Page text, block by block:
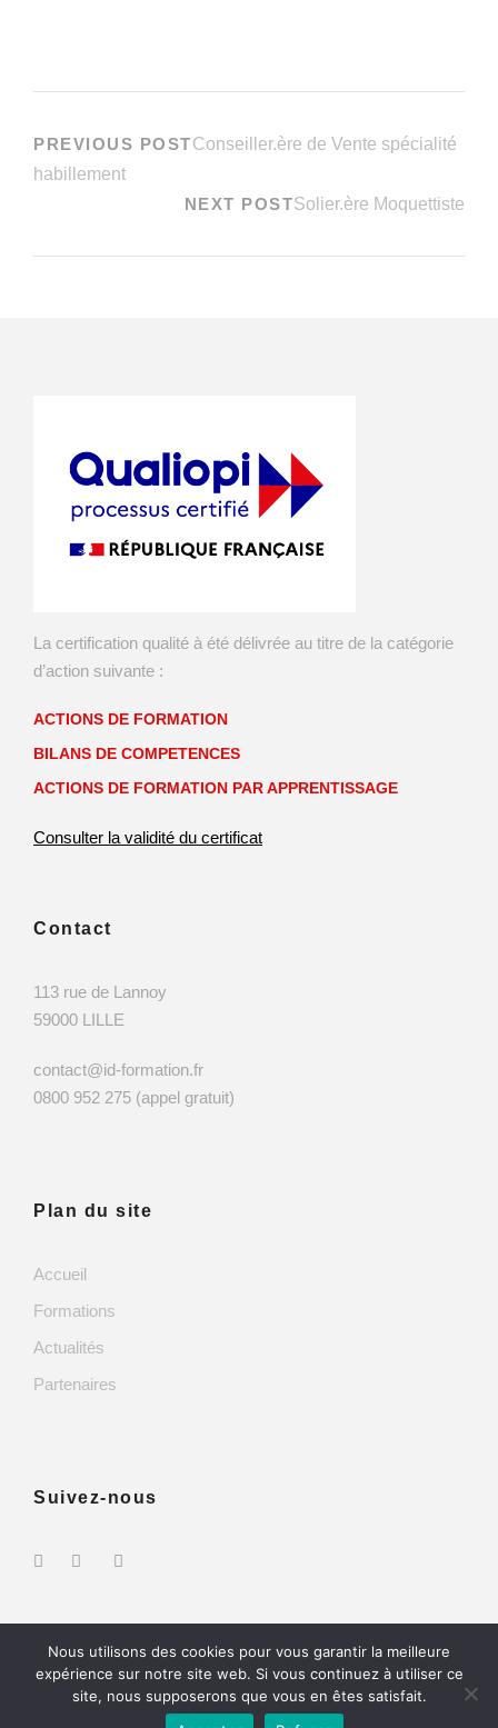
PREVIOUS POSTConseiller.ère de Vente spécialité
habillement
NEXT POSTSolier.ère Moquettiste
La certification qualité à été délivrée au titre de la catégorie
d’action suivante :
ACTIONS DE FORMATION
BILANS DE COMPETENCES
ACTIONS DE FORMATION PAR APPRENTISSAGE
Consulter la validité du certificat
Contact
113 rue de Lannoy
59000 LILLE
contact@id-formation.fr
0800 952 275 (appel gratuit)
Plan du site
Accueil
Formations
Actualités
Partenaires
Suivez-nous
Copyright 2024 - ID Formation Tous droit réservés -
Nous utilisons des cookies pour vous garantir la meilleure
expérience sur notre site web. Si vous continuez à utiliser ce
site, nous supposerons que vous en êtes satisfait.